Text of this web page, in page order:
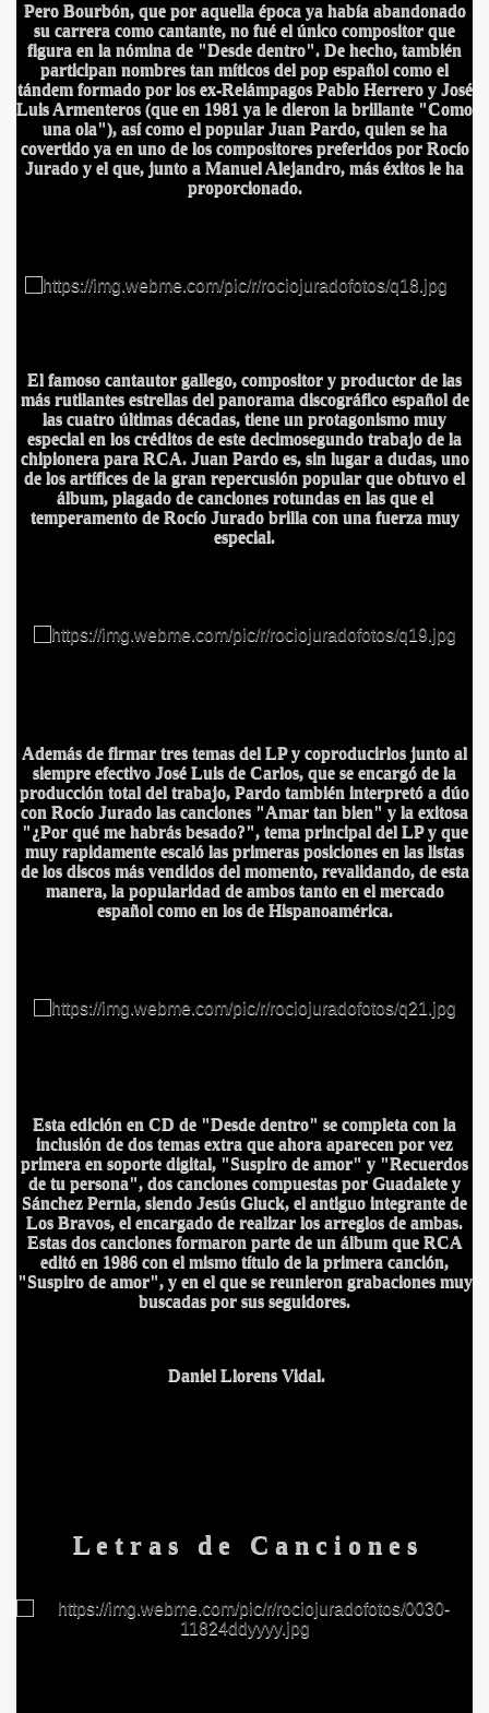
Pero Bourbón, que por aquella época ya había abandonado
su carrera como cantante, no fué el único compositor que
figura en la nómina de "Desde dentro". De hecho, también
participan nombres tan míticos del pop español como el
tándem formado por los ex-Relámpagos Pablo Herrero y José
Luis Armenteros (que en 1981 ya le dieron la brillante "Como
una ola"), así como el popular Juan Pardo, quien se ha
covertido ya en uno de los compositores preferidos por Rocío
Jurado y el que, junto a Manuel Alejandro, más éxitos le ha
proporcionado.
El famoso cantautor gallego, compositor y productor de las
más rutilantes estrellas del panorama discográfico español de
las cuatro últimas décadas, tiene un protagonismo muy
especial en los créditos de este decimosegundo trabajo de la
chipionera para RCA. Juan Pardo es, sin lugar a dudas, uno
de los artífices de la gran repercusión popular que obtuvo el
álbum, plagado de canciones rotundas en las que el
temperamento de Rocío Jurado brilla con una fuerza muy
especial.
Además de firmar tres temas del LP y coproducirlos junto al
siempre efectivo José Luis de Carlos, que se encargó de la
producción total del trabajo, Pardo también interpretó a dúo
con Rocío Jurado las canciones "Amar tan bien" y la exitosa
"¿Por qué me habrás besado?", tema principal del LP y que
muy rapidamente escaló las primeras posiciones en las listas
de los discos más vendidos del momento, revalidando, de esta
manera, la popularidad de ambos tanto en el mercado
español como en los de Hispanoamérica.
Esta edición en CD de "Desde dentro" se completa con la
inclusión de dos temas extra que ahora aparecen por vez
primera en soporte digital, "Suspiro de amor" y "Recuerdos
de tu persona", dos canciones compuestas por Guadalete y
Sánchez Pernia, siendo Jesús Gluck, el antiguo integrante de
Los Bravos, el encargado de realizar los arreglos de ambas.
Estas dos canciones formaron parte de un álbum que RCA
editó en 1986 con el mismo título de la primera canción,
"Suspiro de amor", y en el que se reunieron grabaciones muy
buscadas por sus seguidores.
Daniel Llorens Vidal.
L e t r a s d e C a n c i o n e s